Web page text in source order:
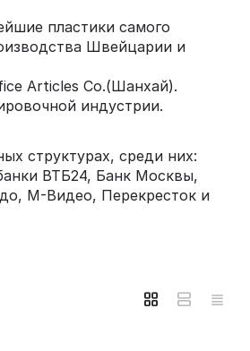
пластики самого
Швейцарии и
Articles Co.(Шанхай).
индустрии.
структурах, среди них:
ВТБ24, Банк Москвы,
М-Видео, Перекресток и